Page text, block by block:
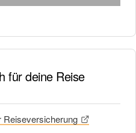
für deine Reise
Reiseversicherung